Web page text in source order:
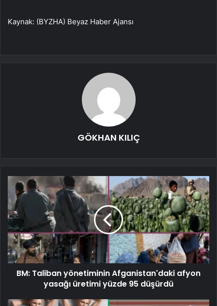
Kaynak: (BYZHA) Beyaz Haber Ajansı
GÖKHAN KILIÇ
BM: Taliban yönetiminin Afganistan'daki afyon
yasağı üretimi yüzde 95 düşürdü